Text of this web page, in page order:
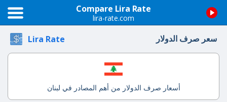
Compare Lira Rate
lira-rate.com
Lira Rate سعر صرف الدولار
أسعار صرف الدولار من أهم المصادر في لبنان